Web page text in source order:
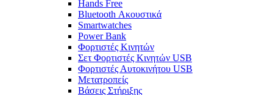
Hands Free
Bluetooth Ακουστικά
Smartwatches
Power Bank
Φορτιστές Κινητών
Σετ Φορτιστές Κινητών USB
Φορτιστές Αυτοκινήτου USB
Μετατροπείς
Βάσεις Στήριξης